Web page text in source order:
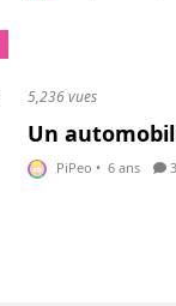
5,236 vues
Un
PiPeo • 6 ans